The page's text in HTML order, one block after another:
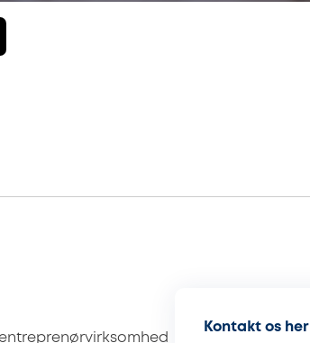
Kontakt os her